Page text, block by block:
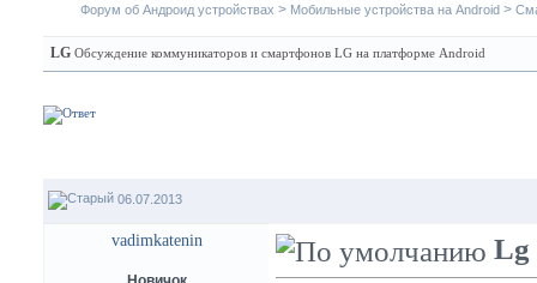
Форум об Андроид устройствах > Мобильные устройства на Android >
LG Обсуждение коммуникаторов и смартфонов LG на платформе Android
06.07.2013
vadimkatenin Lg